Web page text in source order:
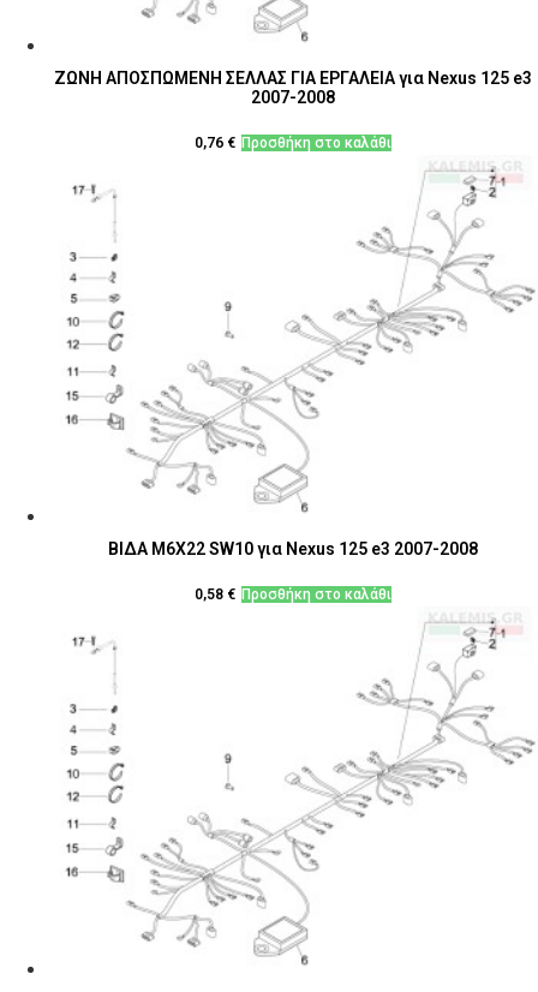
ΖΩΝΗ ΑΠΟΣΠΩΜΕΝΗ ΣΕΛΛΑΣ ΓΙΑ ΕΡΓΑΛΕΙΑ για Nexus 125 e3
2007-2008
0,76 € Προσθήκη στο καλάθι
ΒΙΔΑ M6X22 SW10 για Nexus 125 e3 2007-2008
0,58 € Προσθήκη στο καλάθι